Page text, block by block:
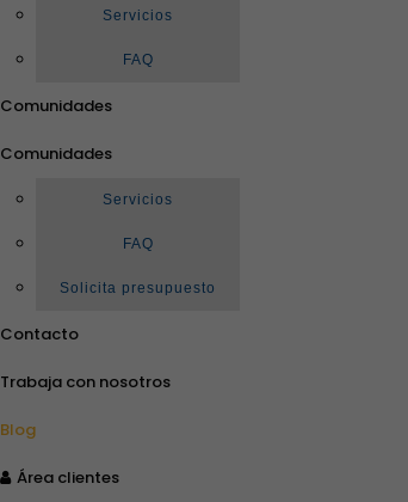
Servicios
FAQ
Comunidades
Comunidades
Servicios
FAQ
Solicita presupuesto
Contacto
Trabaja con nosotros
Blog
Área clientes